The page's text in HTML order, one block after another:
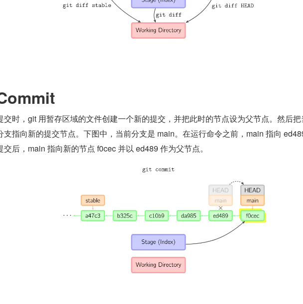
交时，git 用暂存区域的文件创建一个新的提交，并把此时的节点设为父节点。然后
支指向新的提交节点。下图中，当前分支是 main。在运行命令之前，main 指向
交后，main 指向新的节点 f0cec 并以 ed489 作为父节点。